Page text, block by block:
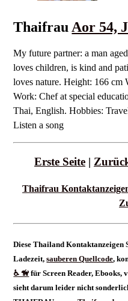
Thaifrau Aor 54,
My future partner: a man
loves children, is kind and
loves nature. Height: 166
Work: Chef at special
Thai, English. Hobbies:
Listen a song
Erste Seite |
Thaifrau
Diese Thailand Kontaktanzeigen
Ladezeit,sauberen Quellcode,
♿ 🦮 für Screen Reader, Ebooks,
sieht darum leider nicht